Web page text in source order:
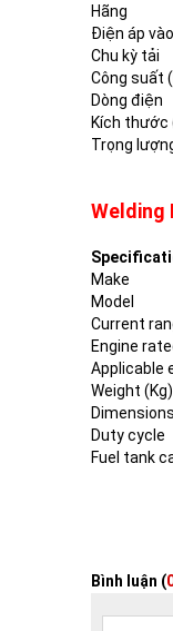
Hãng
Điện áp
Chu kỳ tải
Công suất
Dòng điện
Kích thước
Trọng
Welding
Make
Model
Current
Engine
Applicable
Weight (Kg)
Duty cycle
Fuel tank
Bình luận (